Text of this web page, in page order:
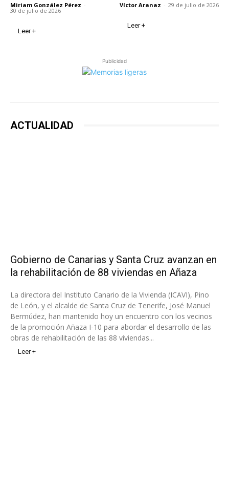
Miriam González Pérez -
30 de julio de 2026
Leer +
Víctor Aranaz - 29 de julio de 2026
Leer +
Publicidad
ACTUALIDAD
Gobierno de Canarias y Santa Cruz avanzan en
la rehabilitación de 88 viviendas en Añaza
La directora del Instituto Canario de la Vivienda (ICAVI), Pino
de León, y el alcalde de Santa Cruz de Tenerife, José Manuel
Bermúdez, han mantenido hoy un encuentro con los vecinos
de la promoción Añaza I-10 para abordar el desarrollo de las
obras de rehabilitación de las 88 viviendas...
Leer +